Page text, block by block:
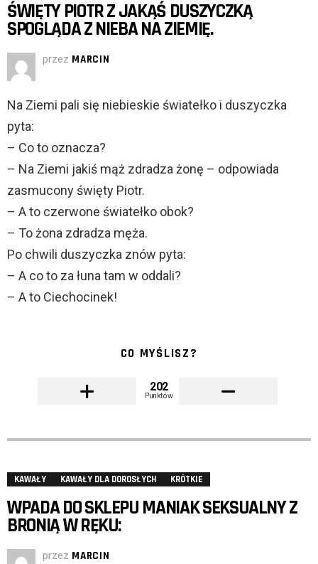
ŚWIĘTY PIOTR Z JAKĄŚ DUSZYCZKĄ
SPOGLĄDA Z NIEBA NA ZIEMIĘ.
przez MARCIN
Na Ziemi pali się niebieskie światełko i duszyczka
pyta:
– Co to oznacza?
– Na Ziemi jakiś mąż zdradza żonę – odpowiada
zasmucony święty Piotr.
– A to czerwone światełko obok?
– To żona zdradza męża.
Po chwili duszyczka znów pyta:
– A co to za łuna tam w oddali?
– A to Ciechocinek!
CO MYŚLISZ?
202
Punktów
KAWAŁY KAWAŁY DLA DOROSŁYCH KRÓTKIE
WPADA DO SKLEPU MANIAK SEKSUALNY Z
BRONIĄ W RĘKU:
przez MARCIN